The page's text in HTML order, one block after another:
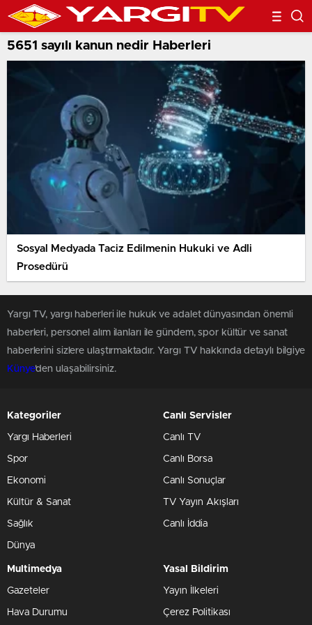
5651 sayılı kanun nedir Haberleri
Sosyal Medyada Taciz Edilmenin Hukuki ve Adli
Prosedürü
Yargı TV, yargı haberleri ile hukuk ve adalet dünyasından önemli
haberleri, personel alım ilanları ile gündem, spor kültür ve sanat
haberlerini sizlere ulaştırmaktadır. Yargı TV hakkında detaylı bilgiye
Künye'den ulaşabilirsiniz.
Kategoriler
Yargı Haberleri
Spor
Ekonomi
Kültür & Sanat
Sağlık
Dünya
Canlı Servisler
Canlı TV
Canlı Borsa
Canlı Sonuçlar
TV Yayın Akışları
Canlı İddia
Multimedya
Gazeteler
Hava Durumu
Yasal Bildirim
Yayın İlkeleri
Çerez Politikası